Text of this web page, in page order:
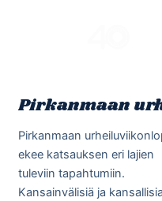
Pirkanmaan
Pirkanmaan
ekee katsauksen eri lajien
tuleviin tapahtumiin.
Kansainvälisiä ja kansallisia